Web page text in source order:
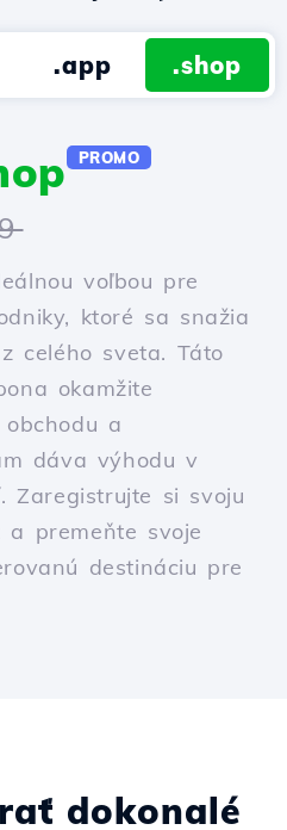
.app .shop
PROMO
voľbou pre
ktoré sa snažia
celého sveta. Táto
okamžite
a
dáva výhodu v
Zaregistrujte si svoju
a premeňte svoje
destináciu pre
dokonalé